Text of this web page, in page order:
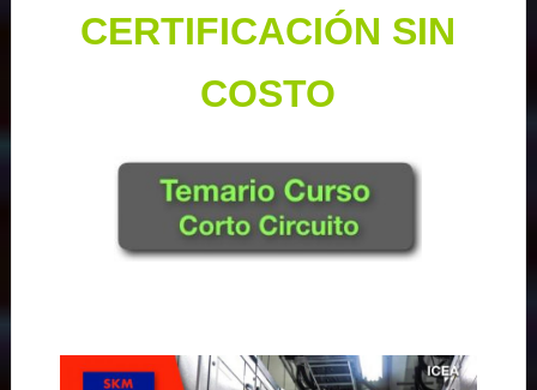
CERTIFICACIÓN SIN
COSTO